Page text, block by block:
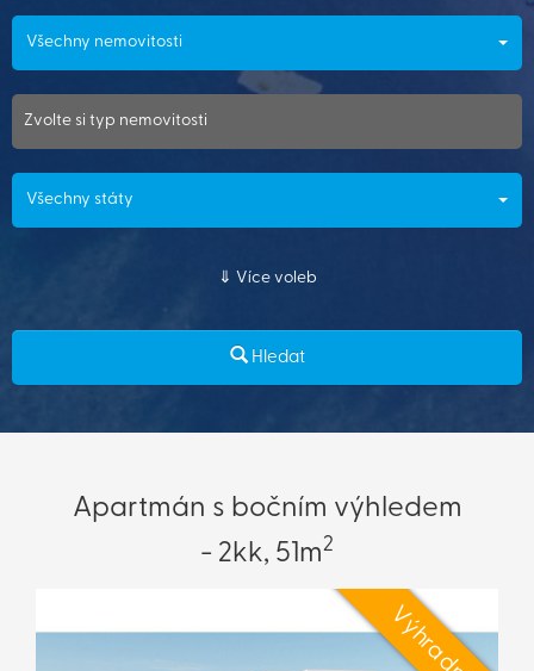
Všechny nemovitosti
Zvolte si typ nemovitosti
Všechny státy
Více voleb
Hledat
Apartmán s bočním výhledem
- 2kk, 51m2